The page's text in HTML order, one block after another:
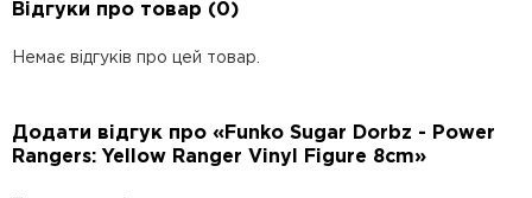
Відгуки про товар (0)
Немає відгуків про цей товар.
Додати відгук про «Funko Sugar Dorbz - Power
Rangers: Yellow Ranger Vinyl Figure 8cm»